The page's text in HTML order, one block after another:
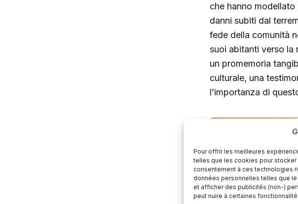
Pour offrir les meilleures
telles que les cookies pour stocker
consentement à ces technologies
données personnelles telles que
et afficher des publicités (non-)
peut nuire à certaines
che hanno
danni subiti dal
fede della comunità
suoi abitanti verso la
un promemoria
culturale, una
l’importanza di